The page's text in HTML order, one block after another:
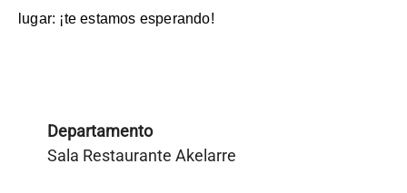
lugar: ¡te estamos esperando!
Departamento
Sala Restaurante Akelarre